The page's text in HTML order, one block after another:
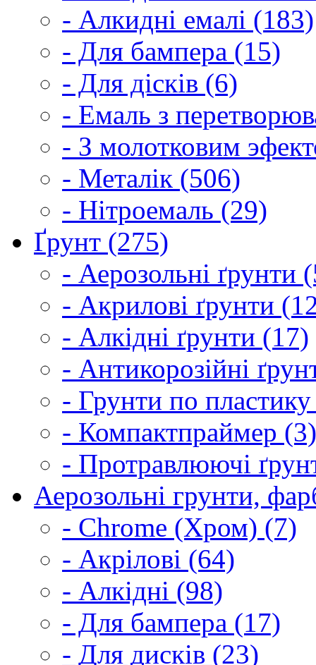
- Алкидні емалі (183)
- Для бампера (15)
- Для дісків (6)
- Емаль з
- З молотковим
- Металік (506)
- Нітроемаль (29)
Ґрунт (275)
- Аерозольні ґрунти
- Акрилові ґрунти
- Алкідні ґрунти (17)
- Антикорозійні
- Грунти по
- Компактпраймер (3)
- Протравлюючі
Аерозольні грунти,
- Chrome (Хром) (7)
- Акрілові (64)
- Алкідні (98)
- Для бампера (17)
- Для дисків (23)